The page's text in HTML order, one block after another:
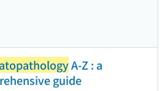
A-Z : a
guide